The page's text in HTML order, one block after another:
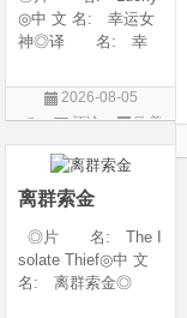
◎中 文 名: 幸运女
神◎译 名: 幸
6◎产 地: 美国
◎类 别: 剧情 /
英语◎上映日期: 2
026-07-15(美国)
2026-08-05
评论
欧美
剧
离群索金
◎片 名: The I
solate Thief◎中 文
名: 离群索金◎